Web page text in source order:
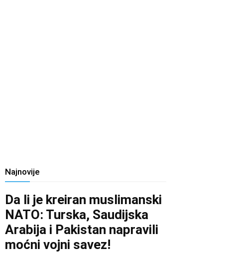
Najnovije
Da li je kreiran muslimanski
NATO: Turska, Saudijska
Arabija i Pakistan napravili
moćni vojni savez!
Salim D. - August 7, 2026